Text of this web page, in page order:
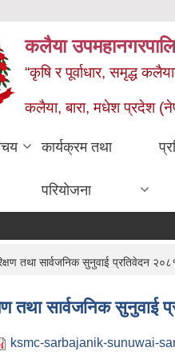
कलैया
“कृषि र पूर्वाधार, समृद्ध
कलैया, बारा, मधेश प्रदेश
कार्यक्रम तथा
परियोजना
तथा सार्वजनिक सुनुवाई प्रतिवेदन
तथा सार्वजनिक सुनुवाई
ksmc-sarbajanik-sunuwai-